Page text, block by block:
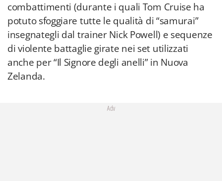
combattimenti (durante i quali Tom Cruise ha
potuto sfoggiare tutte le qualità di “samurai”
insegnategli dal trainer Nick Powell) e sequenze
di violente battaglie girate nei set utilizzati
anche per “Il Signore degli anelli” in Nuova
Zelanda.
Adv